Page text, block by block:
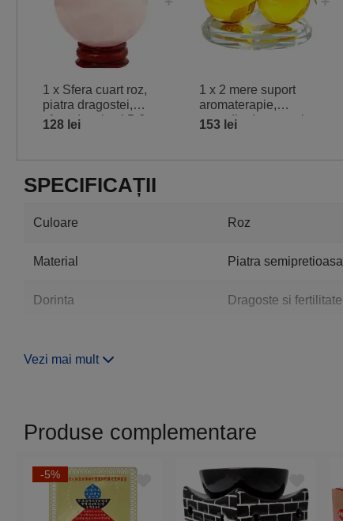
1 x Sfera cuart roz,
piatra dragostei,
sfere de cristal 5-6
128 lei
1 x 2 mere suport
aromaterapie,
remediu de armonie
153 lei
SPECIFICAȚII
Culoare Roz
Material Piatra semipretioasa
Dorinta Dragoste si fertilitate
Luna Nastere Ianuarie, Octombrie
Vezi mai mult
Produse complementare
-5%